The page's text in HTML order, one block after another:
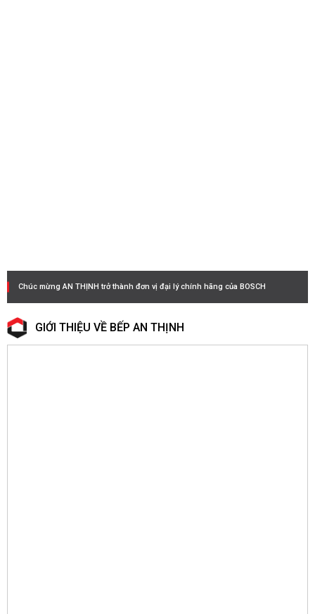
Chúc mừng AN THỊNH trở thành đơn vị đại lý chính hãng của BOSCH
GIỚI THIỆU VỀ BẾP AN THỊNH